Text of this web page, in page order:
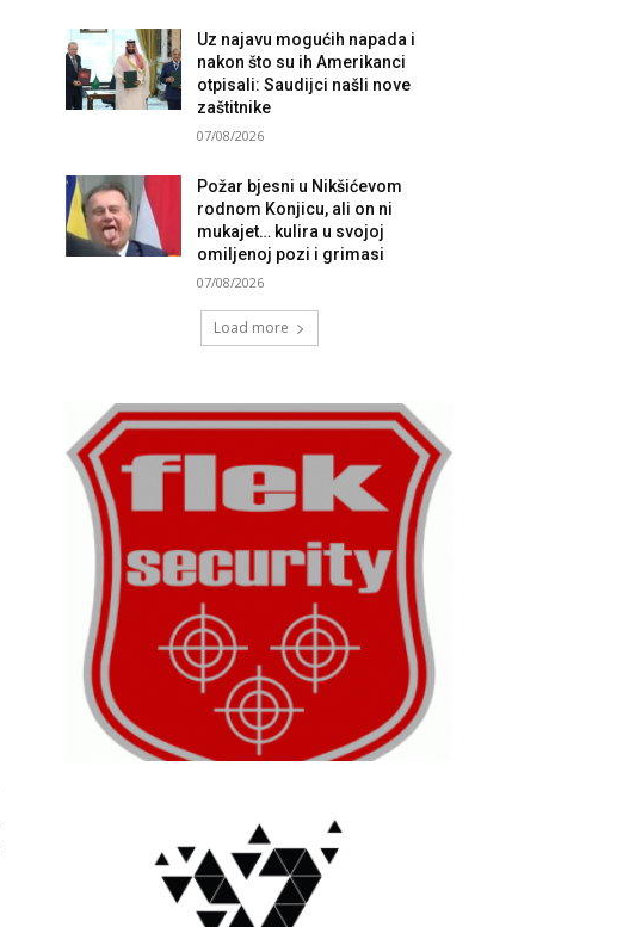
Uz najavu mogućih napada i
nakon što su ih Amerikanci
otpisali: Saudijci našli nove
zaštitnike
07/08/2026
Požar bjesni u Nikšićevom
rodnom Konjicu, ali on ni
mukajet… kulira u svojoj
omiljenoj pozi i grimasi
07/08/2026
Load more